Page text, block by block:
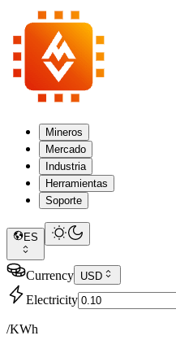
Mineros
Mercado
Industria
Herramientas
Soporte
ES
Currency USD
Electricity
/KWh